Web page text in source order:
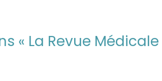
« La Revue